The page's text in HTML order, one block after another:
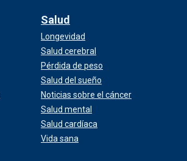
Salud
Longevidad
Salud cerebral
Pérdida de peso
Salud del sueño
Noticias sobre el cáncer
Salud mental
Salud cardíaca
Vida sana